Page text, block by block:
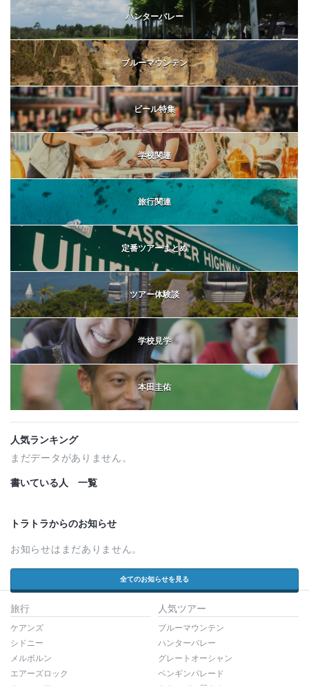
ハンターバレー
ブルーマウンテン
ビール特集
学校関連
旅行関連
定番ツアーまとめ
ツアー体験談
学校見学
本田圭佑
人気ランキング
まだデータがありません。
書いている人 一覧
トラトラからのお知らせ
お知らせはまだありません。
全てのお知らせを見る
旅行
ケアンズ
シドニー
メルボルン
エアーズロック
人気ツアー
ブルーマウンテン
ハンターバレー
グレートオーシャン
ペンギンパレード